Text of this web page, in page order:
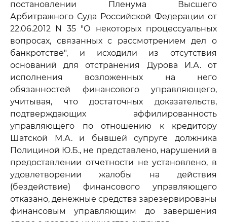
постановлении Пленума Высшего
Арбитражного Суда Российской Федерации от
22.06.2012 N 35 "О некоторых процессуальных
вопросах, связанных с рассмотрением дел о
банкротстве", и исходили из отсутствия
оснований для отстранения Дурова И.А. от
исполнения возложенных на него
обязанностей финансового управляющего,
учитывая, что достаточных доказательств,
подтверждающих аффилированность
управляющего по отношению к кредитору
Шатской М.А. и бывшей супруге должника
Полициной Ю.Б., не представлено, нарушений в
предоставлении отчетности не установлено, в
удовлетворении жалобы на действия
(бездействие) финансового управляющего
отказано, денежные средства зарезервированы
финансовым управляющим до завершения